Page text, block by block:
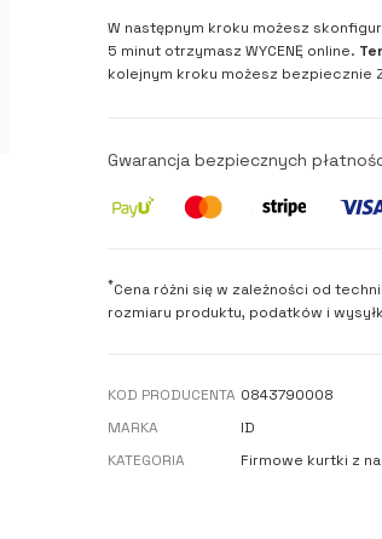
W następnym kroku możesz
5 minut otrzymasz WYCENĘ online.
kolejnym kroku możesz bezpiecznie
Gwarancja bezpiecznych
*Cena różni się w zależności od
rozmiaru produktu, podatków i
KOD PRODUCENTA 0843790008
MARKA
ID
KATEGORIA
Firmowe kurtki z